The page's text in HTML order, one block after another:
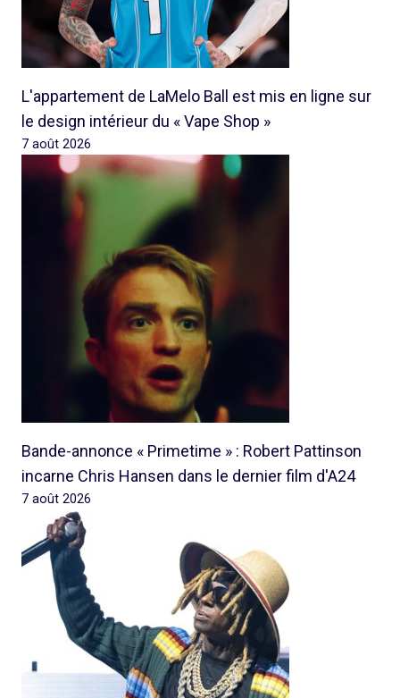
L'appartement de LaMelo Ball est mis en ligne sur
le design intérieur du « Vape Shop »
7 août 2026
Bande-annonce « Primetime » : Robert Pattinson
incarne Chris Hansen dans le dernier film d'A24
7 août 2026